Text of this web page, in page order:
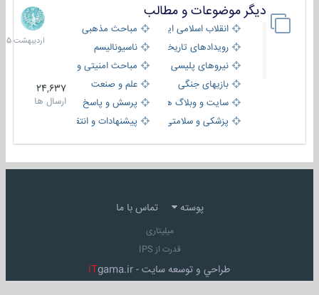
دیگر موضوعات و مطالب
انقلاب اسلامی ایران
مباحث مذهبی
رویدادهای تاریخی و مذهبیناسیونالیسم
نیروهای پلیسی
مباحث امنیتی و اطلاعاتی
بازیهای جنگی
علم و صنعت
سایت و وبلاگ ها
پرسش و پاسخ
پزشکی و سلامتی
پیشنهادات و انتقادات
24,637
ارسال ها
8
1405
پوسته تماس با ما
میلیتاری
قدرت از IPS
طراحي و توسعه سايت - iTgama.ir